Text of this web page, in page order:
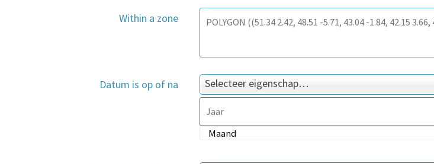
Within a zone
Datum is op of na Selecteer eigenschap…